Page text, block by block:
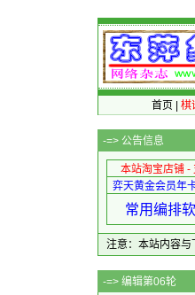
首页 棋
-=> 公告信息
本站淘宝店铺 -
弈天黄金会员年
常用编排
注意：本站内容
-